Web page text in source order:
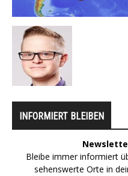
INFORMIERT BLEIBEN
Bleibe immer informiert
sehenswerte Orte in